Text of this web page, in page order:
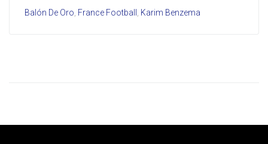
Balón De Oro France Football Karim Benzema